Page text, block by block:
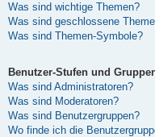
Was sind wichtige Themen?
Was sind geschlossene
Was sind Themen-Symbole?
Benutzer-Stufen und
Was sind Administratoren?
Was sind Moderatoren?
Was sind Benutzergruppen?
Wo finde ich die